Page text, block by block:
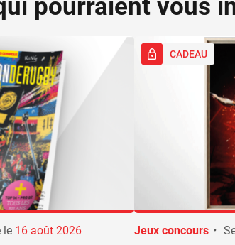
pourraient vous
le 16 août 2026
CADEAU
Jeux concours •